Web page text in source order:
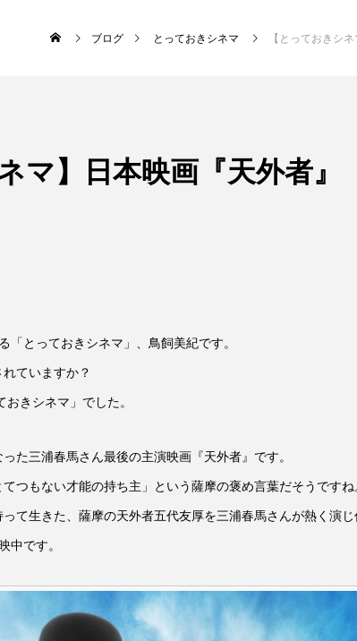
特集しまし
MY SWEET
意識しています 三田グリー
ットの山本さん
2026.07.14
ブログ とっておきシネマ 【とっておきシネマ】日本
マ】日本映画『天外者』
とっておきシネマ」、鳥飼美紀です。
ていますか？
きシネマ」でした。
た三浦春馬さん最後の主演映画『天外者』です。
つもない才能の持ち主」という薩摩の褒め言葉だそうですね
て生きた、薩摩の天外者五代友厚を三浦春馬さんが熱く演じ
中です。